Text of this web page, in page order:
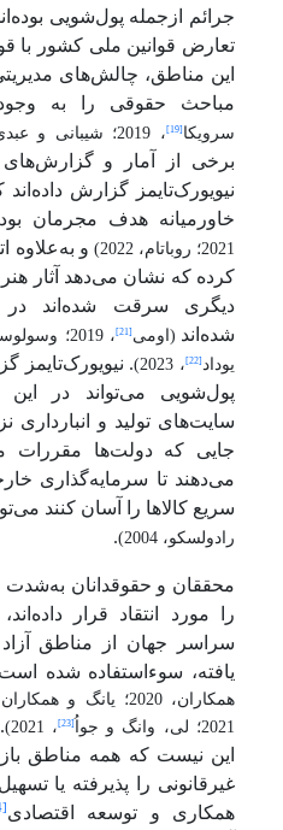
جرائم ازجمله پول‌شویی
تعارض قوانین ملی کشور با
این مناطق، چالش‌های
مباحث حقوقی را به
سرویکا [19] ، 2019؛ شیبانی و عبدی پورفرد، 1399)
برخی از آمار و گزارش‌های
نیویورک‌تایمز گزارش
خاورمیانه هدف مجرمان
2021؛ روباتام، 2022)
و به‌علاوه
کرده که نشان می‌دهد آثار
دیگری سرقت شده‌اند
شده‌اند (اومی [21]
، 2019؛
یوداد[22] ، 2023)
. نیویورک‌تایمز
پول‌شویی می‌تواند در
سایت‌های تولید و انبارداری
جایی که دولت‌ها مقررات
می‌دهند تا سرمایه‌گذاری
سریع کالاها را آسان کنند
رادولسکو، 2004)
.
محققان و حقوقدانان به‌شدت
را مورد انتقاد قرار
سراسر جهان از مناطق
یافته، سوءاستفاده شده است
2021؛ لی، وانگ و جواُ
[23] ، 2021)
این نیست که همه مناطق
غیرقانونی را پذیرفته یا
همکاری و توسعه اقتصادی